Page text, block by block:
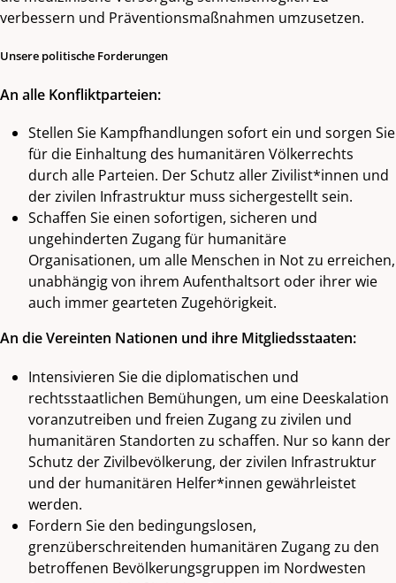
verbessern und Präventionsmaßnahmen umzusetzen.
Unsere politische Forderungen
An alle Konfliktparteien:
Stellen Sie Kampfhandlungen sofort ein und sorgen Sie
für die Einhaltung des humanitären Völkerrechts
durch alle Parteien. Der Schutz aller Zivilist*innen und
der zivilen Infrastruktur muss sichergestellt sein.
Schaffen Sie einen sofortigen, sicheren und
ungehinderten Zugang für humanitäre
Organisationen, um alle Menschen in Not zu erreichen,
unabhängig von ihrem Aufenthaltsort oder ihrer wie
auch immer gearteten Zugehörigkeit.
An die Vereinten Nationen und ihre Mitgliedsstaaten:
Intensivieren Sie die diplomatischen und
rechtsstaatlichen Bemühungen, um eine Deeskalation
voranzutreiben und freien Zugang zu zivilen und
humanitären Standorten zu schaffen. Nur so kann der
Schutz der Zivilbevölkerung, der zivilen Infrastruktur
und der humanitären Helfer*innen gewährleistet
werden.
Fordern Sie den bedingungslosen,
grenzüberschreitenden humanitären Zugang zu den
betroffenen Bevölkerungsgruppen im Nordwesten